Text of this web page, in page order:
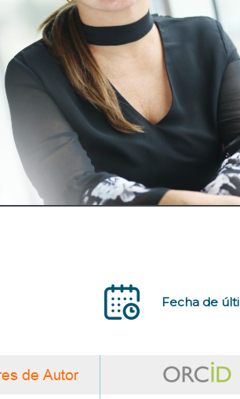
Fecha de